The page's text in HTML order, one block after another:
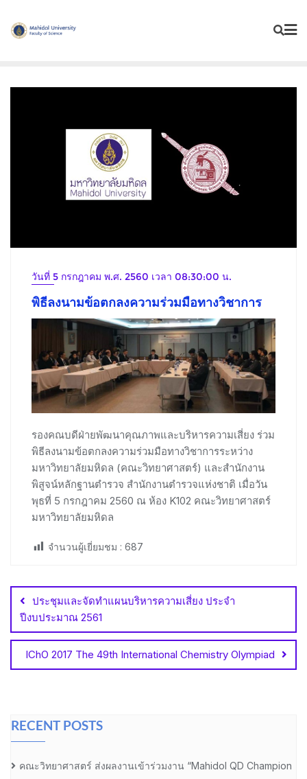
content
วันที่ 5 กรกฎาคม พ.ศ. 2560 เวลา 08:30:00 น.
พิธีลงนามข้อตกลงความร่วมมือทางวิชาการ
รองคณบดีฝ่ายพัฒนาคุณภาพและบริหารความเสี่ยง ร่วม
พิธีลงนามข้อตกลงความร่วมมือทางวิชาการระหว่าง
มหาวิทยาลัยมหิดล (คณะวิทยาศาสตร์) และสำนักงาน
พิสูจน์หลักฐานตำรวจ สำนักงานตำรวจแห่งชาติ เมื่อวัน
พุธที่ 5 กรกฎาคม 2560 ณ ห้อง K102 คณะวิทยาศาสตร์
มหาวิทยาลัยมหิดล
จำนวนผู้เยี่ยมชม : 687
navigation
ประชุมและจัดทำแผนบริหารความเสี่ยง ประจำ
ปีงบประมาณ 2561
IChO 2017 The 49th International Chemistry Olympiad
RECENT POSTS
คณะวิทยาศาสตร์ ส่งผลงานเข้าร่วมงาน “Mahidol QD Champion